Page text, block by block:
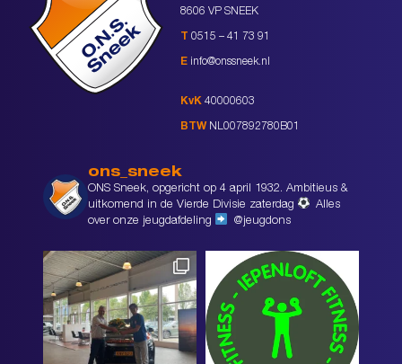
8606 VP SNEEK
T 0515 – 41 73 91
E info@onssneek.nl
KvK 40000603
BTW NL007892780B01
ons_sneek
ONS Sneek, opgericht op 4 april 1932. Ambitieus &
uitkomend in de Vierde Divisie zaterdag
Alles
over onze jeugdafdeling
@jeugdons